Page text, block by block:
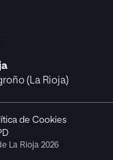
(La Rioja)
de Cookies
La Rioja 2026